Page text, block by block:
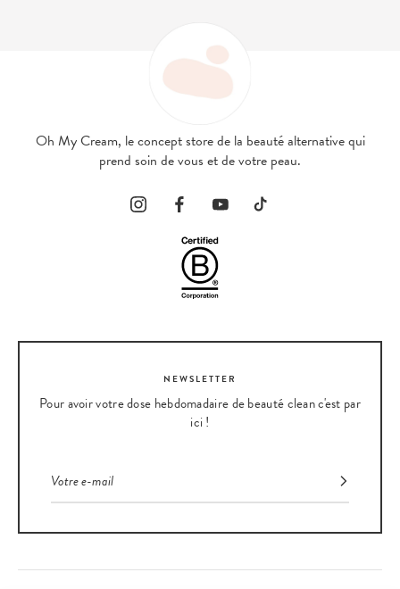
Oh My Cream, le concept store de la beauté alternative qui
prend soin de vous et de votre peau.
NEWSLETTER
Pour avoir votre dose hebdomadaire de beauté clean c'est par
ici !